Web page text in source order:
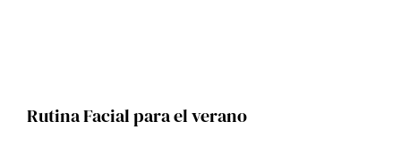
Rutina Facial para el verano